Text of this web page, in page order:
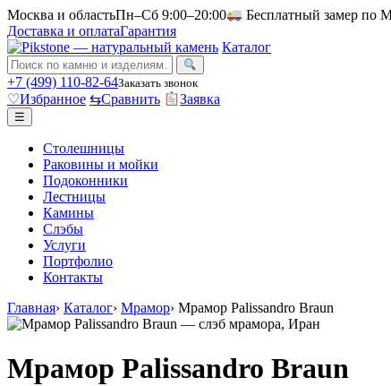
Москва и областьПн–Сб 9:00–20:00
Бесплатный замер по
Доставка и оплатаГарантия
Каталог
+7 (499) 110-82-64Заказать звонок
♡Избранное ⇆Сравнить Заявка
☰
Столешницы
Раковины и мойки
Подоконники
Лестницы
Камины
Слэбы
Услуги
Портфолио
Контакты
Главная› Каталог› Мрамор› Мрамор Palissandro Braun
Мрамор Palissandro Braun